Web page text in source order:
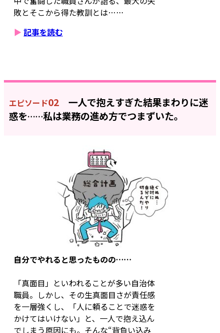
敗とそこから得た教訓とは……
▶ 記事を読む
エピソード02 一人で抱えすぎた結果まわりに迷
惑を……私は業務の進め方でつまずいた。
自分でやれると思ったものの……
「真面目」といわれることが多い自治体
職員。しかし、その生真面目さが責任感
を一層強くし、「人に頼ることで迷惑を
かけてはいけない」と、一人で抱え込ん
でしまう原因にも。そんな“背負い込み